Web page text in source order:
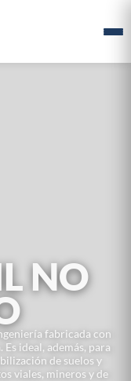
NO
fabricada con
ideal, además, para
de suelos y
viales, mineros y de